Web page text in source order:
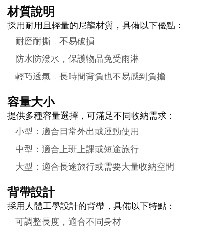
材質說明
採用耐用且輕量的尼龍材質，具備以下優點：
耐磨耐撕，不易破損
防水防潑水，保護物品免受雨淋
輕巧透氣，長時間背負也不易感到負擔
容量大小
提供多種容量選擇，可滿足不同收納需求：
小型：適合日常外出或運動使用
中型：適合上班上課或短途旅行
大型：適合長途旅行或需要大量收納空間
背帶設計
採用人體工學設計的背帶，具備以下特點：
可調整長度，適合不同身材